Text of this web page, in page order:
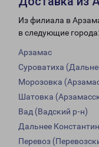
Из филиала в
в следующие города:
Арзамас
Суроватиха
Морозовка
Шатовка
Вад (Вадский р-н)
Дальнее
Перевоз